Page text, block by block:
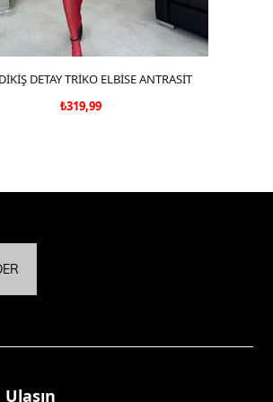
SEPETE EKLE
DETAY TRİKO ELBİSE ANTRASİT
₺319,99
Ulaşın